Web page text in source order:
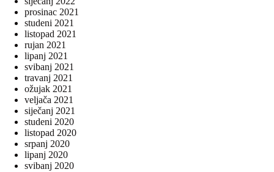
prosinac 2021
studeni 2021
listopad 2021
rujan 2021
lipanj 2021
svibanj 2021
travanj 2021
ožujak 2021
veljača 2021
siječanj 2021
studeni 2020
listopad 2020
srpanj 2020
lipanj 2020
svibanj 2020